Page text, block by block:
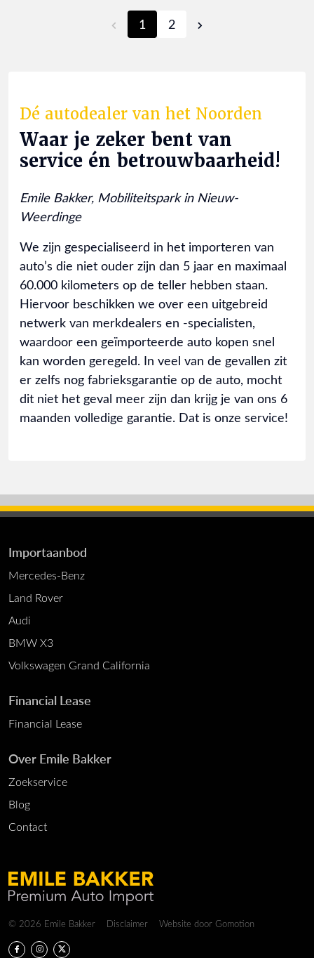
1 2
Dé autodealer van het Noorden
Waar je zeker bent van
service én betrouwbaarheid!
Emile Bakker, Mobiliteitspark in Nieuw-
Weerdinge
We zijn gespecialiseerd in het importeren van
auto’s die niet ouder zijn dan 5 jaar en maximaal
60.000 kilometers op de teller hebben staan.
Hiervoor beschikken we over een uitgebreid
netwerk van merkdealers en -specialisten,
waardoor een geïmporteerde auto kopen snel
kan worden geregeld. In veel van de gevallen zit
er zelfs nog fabrieksgarantie op de auto, mocht
dit niet het geval meer zijn dan krijg je van ons 6
maanden volledige garantie. Dat is onze service!
Importaanbod
Mercedes-Benz
Land Rover
Audi
BMW X3
Volkswagen Grand California
Financial Lease
Financial Lease
Over Emile Bakker
Zoekservice
Blog
Contact
Copyright navigation
© 2026 Emile Bakker Disclaimer Website door Gomotion